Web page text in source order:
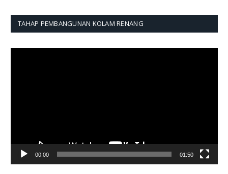
TAHAP PEMBANGUNAN KOLAM RENANG
00:00 01:50